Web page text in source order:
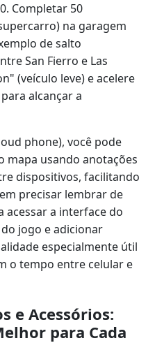
Completar 50
na garagem
de salto
San Fierro e Las
(veículo leve) e acelere
alcançar a
phone), você pode
mapa usando anotações
dispositivos, facilitando
precisar lembrar de
acessar a interface do
jogo e adicionar
especialmente útil
o tempo entre celular e
e Acessórios:
para Cada